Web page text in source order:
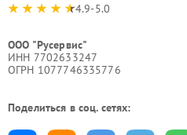
4.9-5.0
ООО "Русервис"
ИНН 7702633247
ОГРН 1077746335776
Поделиться в соц. сетях: